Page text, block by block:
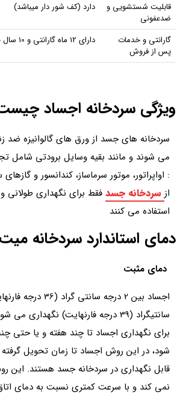
قابلیت شستشویی و
ضدعفونی
دارد (کف شور دار میباشد)
گارانتی و خدمات
پس از فروش
دارای 12 ماه گارانتی و 10 سال خدمات پس از فروش
ویژگی سردخانه اجساد
سردخانه های جسد از ورق های گالوانیزه ضد
می شوند و مانند بقیه وسایل برودتی شامل
: اواپراتور، موتور سرماساز، کندانسور و
از سردخانه جسد فقط برای نگهداری طولانی
استفاده می کنند
دمای استاندارد سردخانه میت
دمای مثبت
سانتیگراد (39 درجه فارنهایت) نگهداری
برای نگهداری اجساد تا چند هفته و یا حتی
شود، در این روش اجساد تا زمان تحویل
قابل نگهداری در سردخانه جسد هستند. این
نمی کند و با سرعت کمتری نسبت به دمای